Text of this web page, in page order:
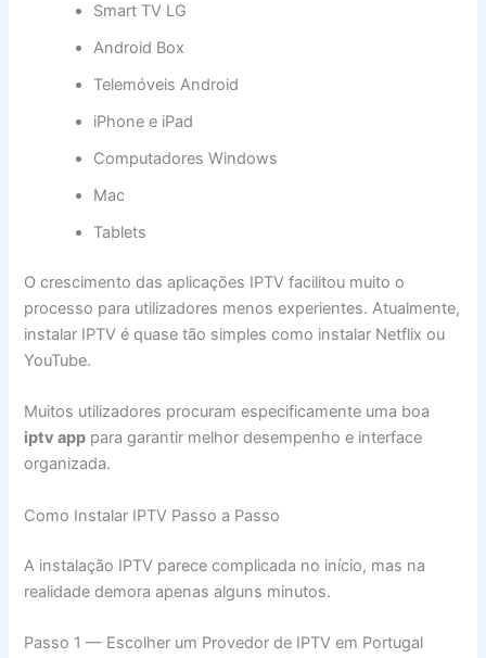
Smart TV LG
Android Box
Telemóveis Android
iPhone e iPad
Computadores Windows
Mac
Tablets
O crescimento das aplicações IPTV facilitou muito o
processo para utilizadores menos experientes. Atualmente,
instalar IPTV é quase tão simples como instalar Netflix ou
YouTube.
Muitos utilizadores procuram especificamente uma boa
iptv app para garantir melhor desempenho e interface
organizada.
Como Instalar IPTV Passo a Passo
A instalação IPTV parece complicada no início, mas na
realidade demora apenas alguns minutos.
Passo 1 — Escolher um Provedor de IPTV em Portugal